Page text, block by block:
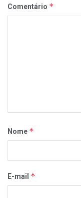
Comentário *
Nome *
E-mail *